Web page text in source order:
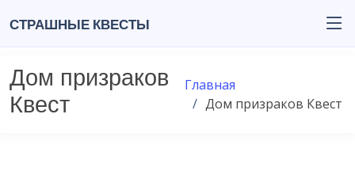
Страшные квесты
Дом призраков
Квест
Главная
Дом призраков Квест